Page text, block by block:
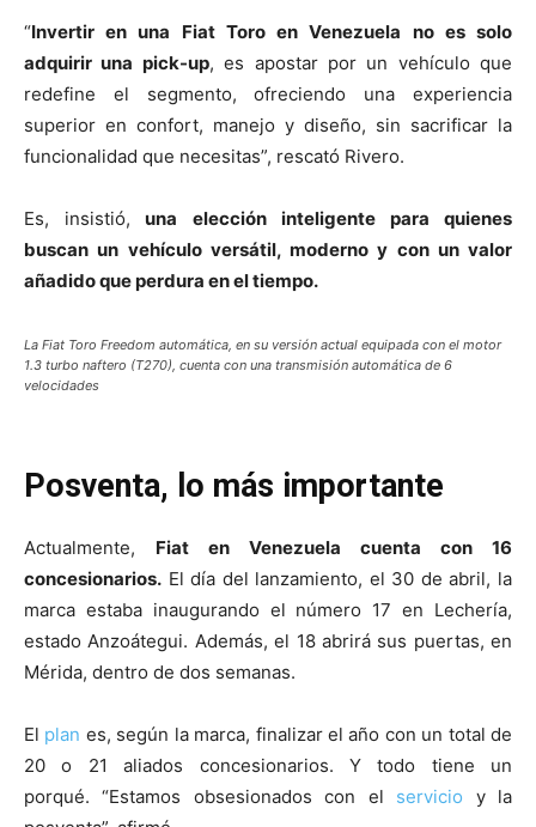
“Invertir en una Fiat Toro en Venezuela no es solo
adquirir una pick-up, es apostar por un vehículo que
redefine el segmento, ofreciendo una experiencia
superior en confort, manejo y diseño, sin sacrificar la
funcionalidad que necesitas”, rescató Rivero.
Es, insistió, una elección inteligente para quienes
buscan un vehículo versátil, moderno y con un valor
añadido que perdura en el tiempo.
La Fiat Toro Freedom automática, en su versión actual equipada con el motor
1.3 turbo naftero (T270), cuenta con una transmisión automática de 6
velocidades
Posventa, lo más importante
Actualmente, Fiat en Venezuela cuenta con 16
concesionarios. El día del lanzamiento, el 30 de abril, la
marca estaba inaugurando el número 17 en Lechería,
estado Anzoátegui. Además, el 18 abrirá sus puertas, en
Mérida, dentro de dos semanas.
El plan es, según la marca, finalizar el año con un total de
20 o 21 aliados concesionarios. Y todo tiene un
porqué. “Estamos obsesionados con el servicio y la